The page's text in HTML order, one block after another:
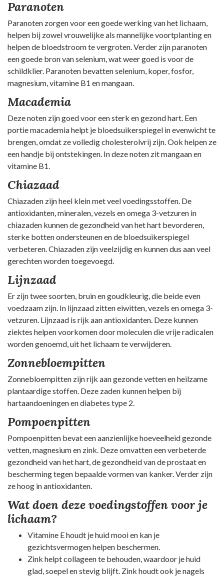
Paranoten
Paranoten zorgen voor een goede werking van het lichaam,
helpen bij zowel vrouwelijke als mannelijke voortplanting en
helpen de bloedstroom te vergroten. Verder zijn paranoten
een goede bron van selenium, wat weer goed is voor de
schildklier. Paranoten bevatten selenium, koper, fosfor,
magnesium, vitamine B1 en mangaan.
Macademia
Deze noten zijn goed voor een sterk en gezond hart. Een
portie macademia helpt je bloedsuikerspiegel in evenwicht te
brengen, omdat ze volledig cholesterolvrij zijn. Ook helpen ze
een handje bij ontstekingen. In deze noten zit mangaan en
vitamine B1.
Chiazaad
Chiazaden zijn heel klein met veel voedingsstoffen. De
antioxidanten, mineralen, vezels en omega 3-vetzuren in
chiazaden kunnen de gezondheid van het hart bevorderen,
sterke botten ondersteunen en de bloedsuikerspiegel
verbeteren. Chiazaden zijn veelzijdig en kunnen dus aan veel
gerechten worden toegevoegd.
Lijnzaad
Er zijn twee soorten, bruin en goudkleurig, die beide even
voedzaam zijn. In lijnzaad zitten eiwitten, vezels en omega 3-
vetzuren. Lijnzaad is rijk aan antioxidanten. Deze kunnen
ziektes helpen voorkomen door moleculen die vrije radicalen
worden genoemd, uit het lichaam te verwijderen.
Zonnebloempitten
Zonnebloempitten zijn rijk aan gezonde vetten en heilzame
plantaardige stoffen. Deze zaden kunnen helpen bij
hartaandoeningen en diabetes type 2.
Pompoenpitten
Pompoenpitten bevat een aanzienlijke hoeveelheid gezonde
vetten, magnesium en zink. Deze omvatten een verbeterde
gezondheid van het hart, de gezondheid van de prostaat en
bescherming tegen bepaalde vormen van kanker. Verder zijn
ze hoog in antioxidanten.
Wat doen deze voedingstoffen voor je
lichaam?
Vitamine E houdt je huid mooi en kan je
gezichtsvermogen helpen beschermen.
Zink helpt collageen te behouden, waardoor je huid
glad, soepel en stevig blijft. Zink houdt ook je nagels